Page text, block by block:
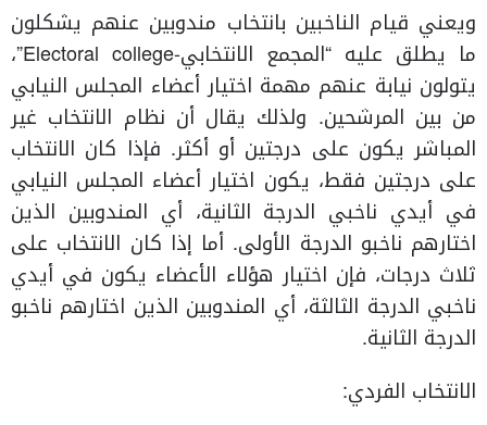
ويعني قيام الناخبين بانتخاب مندوبين عنهم يشكلون
ما يطلق عليه “المجمع الانتخابي-Electoral college”،
يتولون نيابة عنهم مهمة اختيار أعضاء المجلس النيابي
من بين المرشحين. ولذلك يقال أن نظام الانتخاب غير
المباشر يكون على درجتين أو أكثر. فإذا كان الانتخاب
على درجتين فقط، يكون اختيار أعضاء المجلس النيابي
في أيدي ناخبي الدرجة الثانية، أي المندوبين الذين
اختارهم ناخبو الدرجة الأولى. أما إذا كان الانتخاب على
ثلاث درجات، فإن اختيار هؤلاء الأعضاء يكون في أيدي
ناخبي الدرجة الثالثة، أي المندوبين الذين اختارهم ناخبو
الدرجة الثانية.
الانتخاب الفردي: